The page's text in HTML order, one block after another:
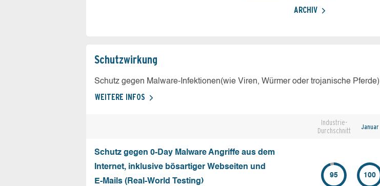
ARCHIV
Schutz­wirkung
Schutz gegen Malware-Infektionen(wie Viren, Würmer oder trojanische Pferde)
WEITERE INFOS
Industrie-
Durchschnitt
Januar
Schutz gegen 0-Day Malware Angriffe aus dem
Internet, inklusive bösartiger Webseiten und
E-Mails (Real-World Testing)
95 100